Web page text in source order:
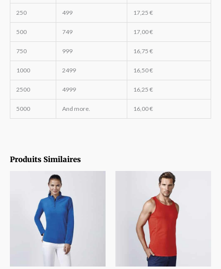
250 499 17,25€
500 749 17,00€
750 999 16,75€
1000 2499 16,50€
2500 4999 16,25€
5000 And more. 16,00€
Produits Similaires